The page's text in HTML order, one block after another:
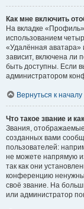
Как мне включить
На вкладке
использованием
«Удалённая аватара»
зависит, включена ли
быть доступны. Если
администратором
Вернуться к началу
Что такое звание и
Звания,
созданных вами
пользователей:
не можете напрямую
так как они
конференцию
своё звание. На
или администратор